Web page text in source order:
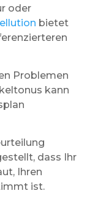
oder
bietet
Problemen
kann
dass Ihr
Ihren
ist.